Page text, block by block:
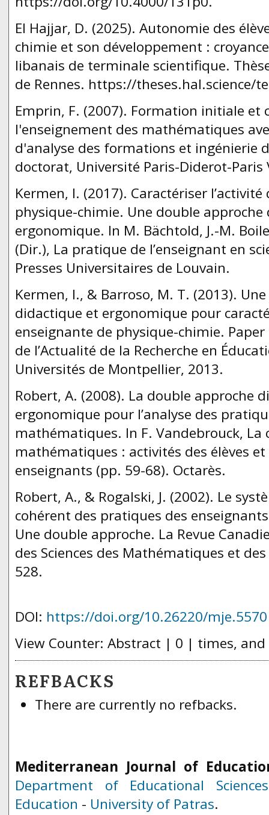
El Hajjar, D. (2025). Autonomie des
chimie et son développement :
libanais de terminale scientifique.
de Rennes. https://theses.hal.science/
Emprin, F. (2007). Formation initiale et
l'enseignement des mathématiques
d'analyse des formations et ingénierie
doctorat, Université Paris-Diderot-Paris
Kermen, I. (2017). Caractériser l’activité
physique-chimie. Une double
ergonomique. In M. Bächtold, J.-M.
(Dir.), La pratique de l’enseignant en
Presses Universitaires de Louvain.
Kermen, I., & Barroso, M. T. (2013).
didactique et ergonomique pour
enseignante de physique-chimie.
de l’Actualité de la Recherche en
Universités de Montpellier, 2013.
Robert, A. (2008). La double approche
ergonomique pour l’analyse des
mathématiques. In F. Vandebrouck, La
mathématiques : activités des élèves
enseignants (pp. 59-68). Octarès.
Robert, A., & Rogalski, J. (2002). Le
cohérent des pratiques des
Une double approche. La Revue
des Sciences des Mathématiques et
528.
DOI: https://doi.org/10.26220/mje.5570
View Counter: Abstract | 0 | times,
REFBACKS
There are currently no refbacks.
Mediterranean Journal of
Department of Educational
Education - University of Patras.